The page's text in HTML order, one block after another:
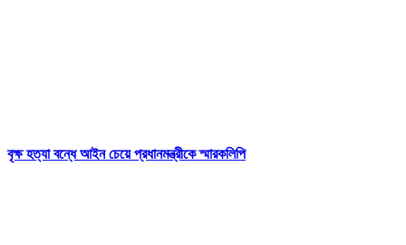
বৃক্ষ হত্যা বন্ধে আইন চেয়ে প্রধানমন্ত্রীকে স্মারকলিপি